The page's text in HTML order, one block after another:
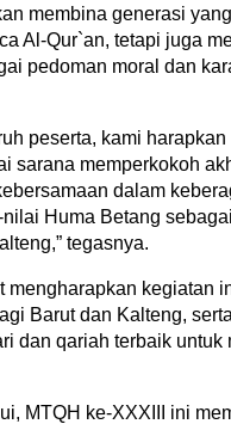
membina generasi
Al-Qur`an, tetapi juga
pedoman moral dan
peserta, kami
sarana memperkokoh
dalam
Huma Betang
tegasnya.
mengharapkan kegiatan
Barut dan Kalteng,
dan qariah terbaik untuk
MTQH ke-XXXIII ini